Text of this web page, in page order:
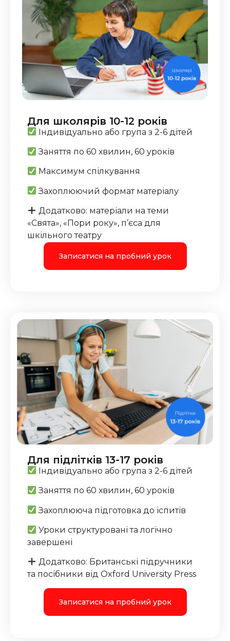
Для школярів 10-12 років
Індивідуально або група з 2-6 дітей
Заняття по 60 хвилин, 60 уроків
Максимум спілкування
Захоплюючий формат матеріалу
Додатково: матеріали на теми
«Свята», «Пори року», п’єса для
шкільного театру
Записатися на пробний урок
Для підлітків 13-17 років
Індивідуально або група з 2-6 дітей
Заняття по 60 хвилин, 60 уроків
Захоплююча підготовка до іспитів
Уроки структуровані та логічно
завершені
Додатково: Британські підручники
та посібники від Oxford University Press
Записатися на пробний урок